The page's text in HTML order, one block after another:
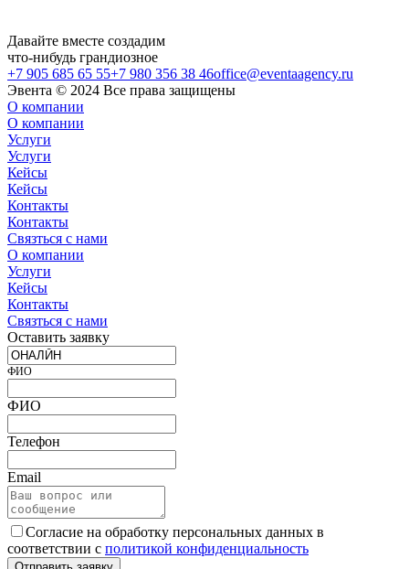
Давайте вместе создадим
что-нибудь грандиозное
+7 905 685 65 55+7 980 356 38 46office@eventaagency.ru
Эвента © 2024 Все права защищены
О компании
О компании
Услуги
Услуги
Кейсы
Кейсы
Контакты
Контакты
Связться с нами
О компании
Услуги
Кейсы
Контакты
Связться с нами
Оставить заявку
ФИО
ФИО
Телефон
Email
Согласие на обработку персональных данных в
соответствии с политикой конфиденциальность